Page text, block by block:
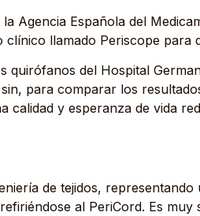
Agencia Española del
llamado Periscope para
del Hospital
para comparar los
y esperanza de vida
de tejidos,
al PeriCord. Es muy